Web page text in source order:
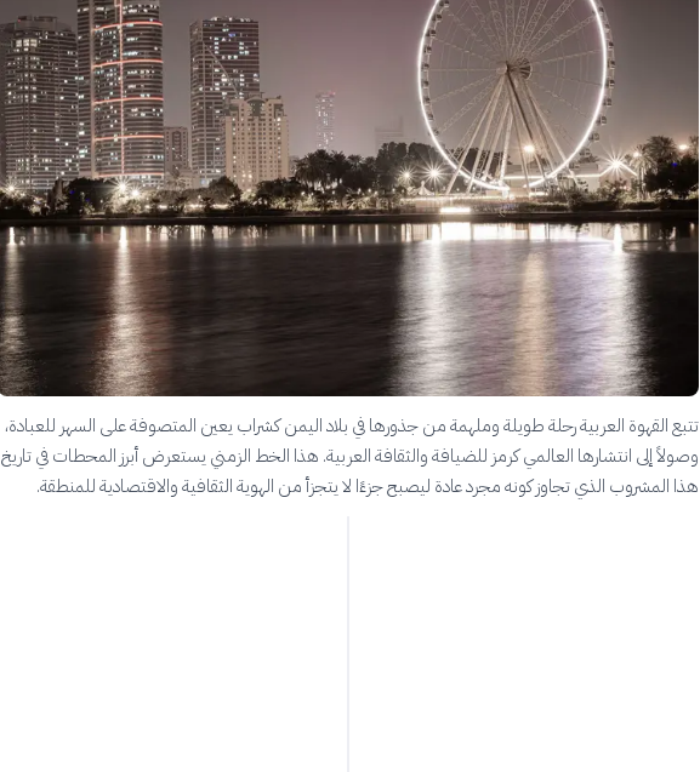
تتبع القهوة العربية رحلة طويلة وملهمة من جذورها في بلاد اليمن كشراب يعين المتصوفة على السهر للعبادة،
وصولاً إلى انتشارها العالمي كرمز للضيافة والثقافة العربية. هذا الخط الزمني يستعرض أبرز المحطات في تاريخ
هذا المشروب الذي تجاوز كونه مجرد عادة ليصبح جزءًا لا يتجزأ من الهوية الثقافية والاقتصادية للمنطقة.